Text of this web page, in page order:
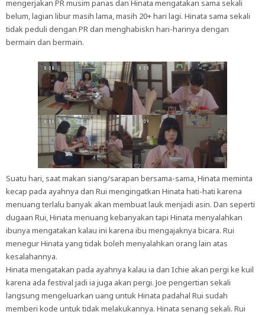
mengerjakan PR musim panas dan Hinata mengatakan sama sekali
belum, lagian libur masih lama, masih 20+ hari lagi. Hinata sama sekali
tidak peduli dengan PR dan menghabiskn hari-harinya dengan
bermain dan bermain.
Suatu hari, saat makan siang/sarapan bersama-sama, Hinata meminta
kecap pada ayahnya dan Rui mengingatkan Hinata hati-hati karena
menuang terlalu banyak akan membuat lauk menjadi asin. Dan seperti
dugaan Rui, Hinata menuang kebanyakan tapi Hinata menyalahkan
ibunya mengatakan kalau ini karena ibu mengajaknya bicara. Rui
menegur Hinata yang tidak boleh menyalahkan orang lain atas
kesalahannya.
Hinata mengatakan pada ayahnya kalau ia dan Ichie akan pergi ke kuil
karena ada festival jadi ia juga akan pergi. Joe pengertian sekali
langsung mengeluarkan uang untuk Hinata padahal Rui sudah
memberi kode untuk tidak melakukannya. Hinata senang sekali. Rui